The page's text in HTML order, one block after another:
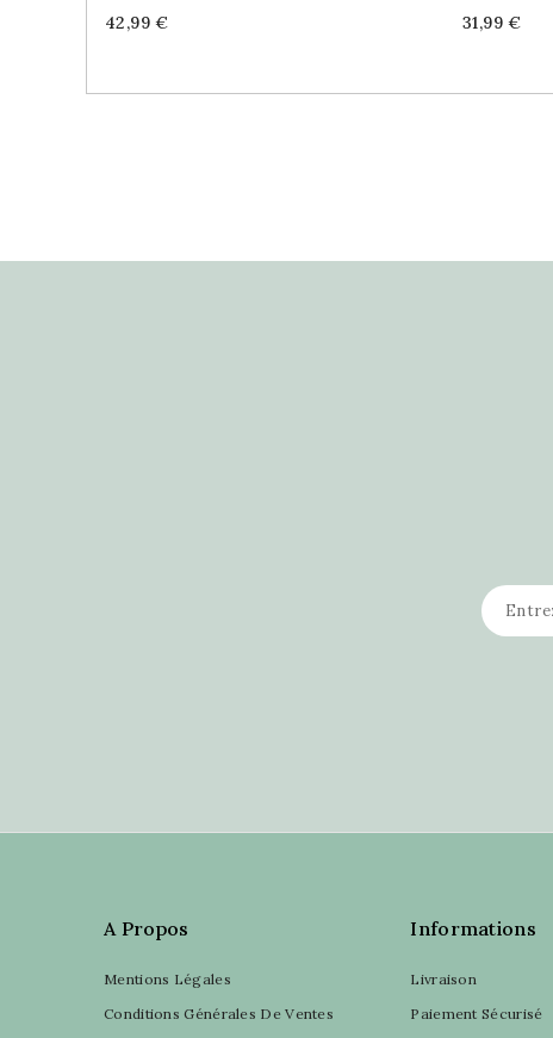
Price
42,99 €
Price
31,99 €
A Propos
Mentions Légales
Conditions Générales De Ventes
Informations
Livraison
Paiement Sécurisé